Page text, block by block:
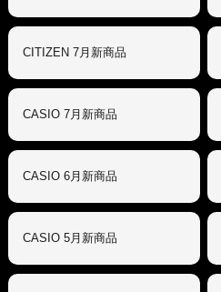
CITIZEN 7月新商品
CASIO 7月新商品
CASIO 6月新商品
CASIO 5月新商品